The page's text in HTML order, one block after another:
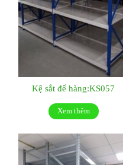
Kệ sắt để hàng:KS057
Xem thêm